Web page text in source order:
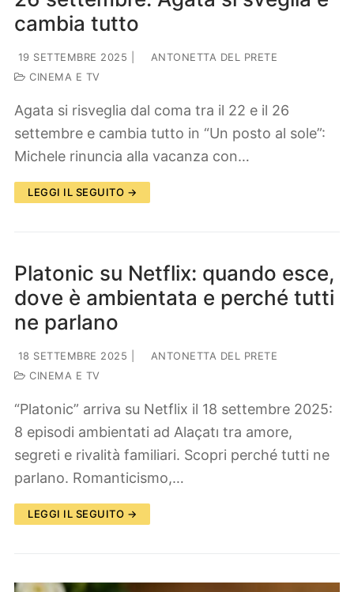
cambia tutto
19 SETTEMBRE 2025
ANTONETTA DEL PRETE
CINEMA E TV
Agata si risveglia dal coma tra il 22 e il 26
settembre e cambia tutto in “Un posto al sole”:
Michele rinuncia alla vacanza con…
LEGGI IL SEGUITO →
Platonic su Netflix: quando esce,
dove è ambientata e perché tutti
ne parlano
18 SETTEMBRE 2025
ANTONETTA DEL PRETE
CINEMA E TV
“Platonic” arriva su Netflix il 18 settembre 2025:
8 episodi ambientati ad Alaçatı tra amore,
segreti e rivalità familiari. Scopri perché tutti ne
parlano. Romanticismo,…
LEGGI IL SEGUITO →